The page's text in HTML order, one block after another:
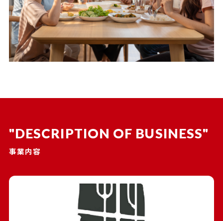
DESCRIPTION OF BUSINESS
事業内容